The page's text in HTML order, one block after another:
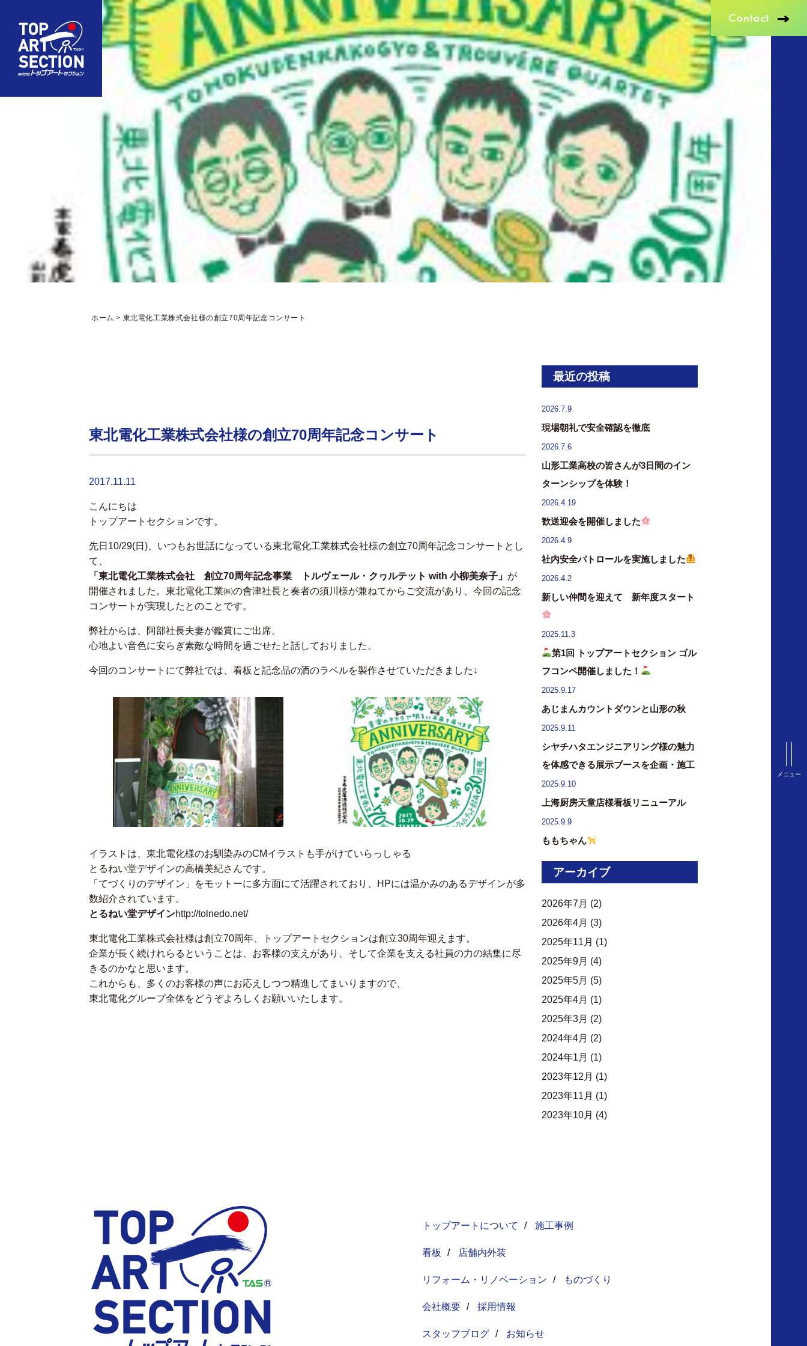
メニュー
ホーム > 東北電化工業株式会社様の創立70周年記念コンサート
東北電化工業株式会社様の創立70周年記念コンサート
2017.11.11
こんにちは
トップアートセクションです。
先日10/29(日)、いつもお世話になっている東北電化工業株式会社様の創立70周年記念コンサートとし
て、
「東北電化工業株式会社 創立70周年記念事業 トルヴェール・クヮルテット with 小柳美奈子」 が
開催されました。東北電化工業㈱の會津社長と奏者の須川様が兼ねてからご交流があり、今回の記念
コンサートが実現したとのことです。
弊社からは、阿部社長夫妻が鑑賞にご出席。
心地よい音色に安らぎ素敵な時間を過ごせたと話しておりました。
今回のコンサートにて弊社では、看板と記念品の酒のラベルを製作させていただきました↓
イラストは、東北電化様のお馴染みのCMイラストも手がけていらっしゃる
とるねい堂デザインの高橋美紀さんです。
「てづくりのデザイン」をモットーに多方面にて活躍されており、HPには温かみのあるデザインが多
数紹介されています。
とるねい堂デザインhttp://tolnedo.net/
東北電化工業株式会社様は創立70周年、トップアートセクションは創立30周年迎えます。
企業が長く続けれらるということは、お客様の支えがあり、そして企業を支える社員の力の結集に尽
きるのかなと思います。
これからも、多くのお客様の声にお応えしつつ精進してまいりますので、
東北電化グループ全体をどうぞよろしくお願いいたします。
最近の投稿
2026.7.9
現場朝礼で安全確認を徹底
2026.7.6
山形工業高校の皆さんが3日間のイン
ターンシップを体験！
2026.4.19
歓送迎会を開催しました
2026.4.9
社内安全パトロールを実施しました
2026.4.2
新しい仲間を迎えて 新年度スタート
2025.11.3
第1回 トップアートセクション ゴル
フコンペ開催しました！
2025.9.17
あじまんカウントダウンと山形の秋
2025.9.11
シヤチハタエンジニアリング様の魅力
を体感できる展示ブースを企画・施工
2025.9.10
上海厨房天童店様看板リニューアル
2025.9.9
ももちゃん
アーカイブ
2026年7月 (2)
2026年4月 (3)
2025年11月 (1)
2025年9月 (4)
2025年5月 (5)
2025年4月 (1)
2025年3月 (2)
2024年4月 (2)
2024年1月 (1)
2023年12月 (1)
2023年11月 (1)
2023年10月 (4)
トップアートについて / 施工事例
看板 / 店舗内外装
リフォーム・リノベーション / ものづくり
会社概要 / 採用情報
スタッフブログ / お知らせ